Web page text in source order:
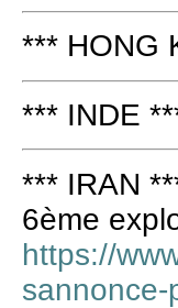
*** HONG
*** INDE
*** IRAN
6ème
https://
sannonce-